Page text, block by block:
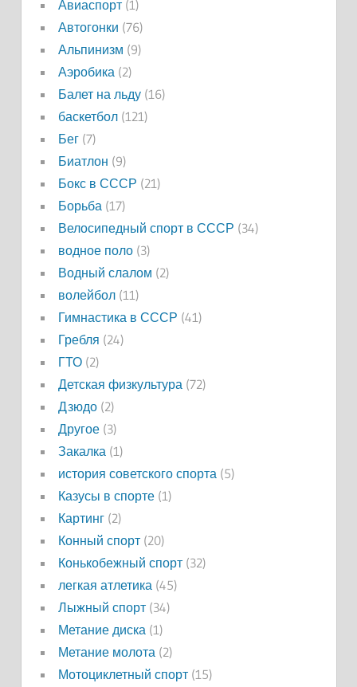
Авиаспорт(1)
Автогонки (76)
Альпинизм (9)
Аэробика(2)
Балет на льду(16)
баскетбол(121)
Бег(7)
Биатлон (9)
Бокс в СССР (21)
Борьба(17)
Велосипедный спорт в СССР (34)
водное поло(3)
Водный слалом (2)
волейбол(11)
Гимнастика в СССР (41)
Гребля (24)
ГТО(2)
Детская физкультура(72)
Дзюдо(2)
Другое(3)
Закалка(1)
история советского спорта(5)
Казусы в спорте(1)
Картинг(2)
Конный спорт(20)
Конькобежный спорт(32)
легкая атлетика(45)
Лыжный спорт(34)
Метание диска(1)
Метание молота(2)
Мотоциклетный спорт(15)